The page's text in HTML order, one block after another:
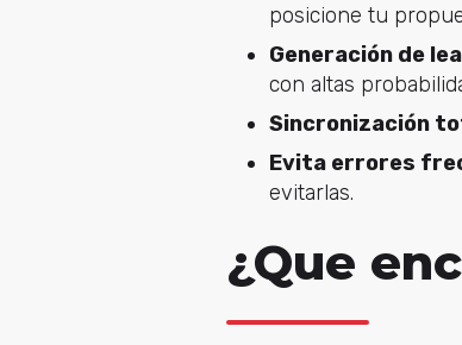
posicione tu
Generación de
con altas
Sincronización
Evita errores
evitarlas.
¿Que